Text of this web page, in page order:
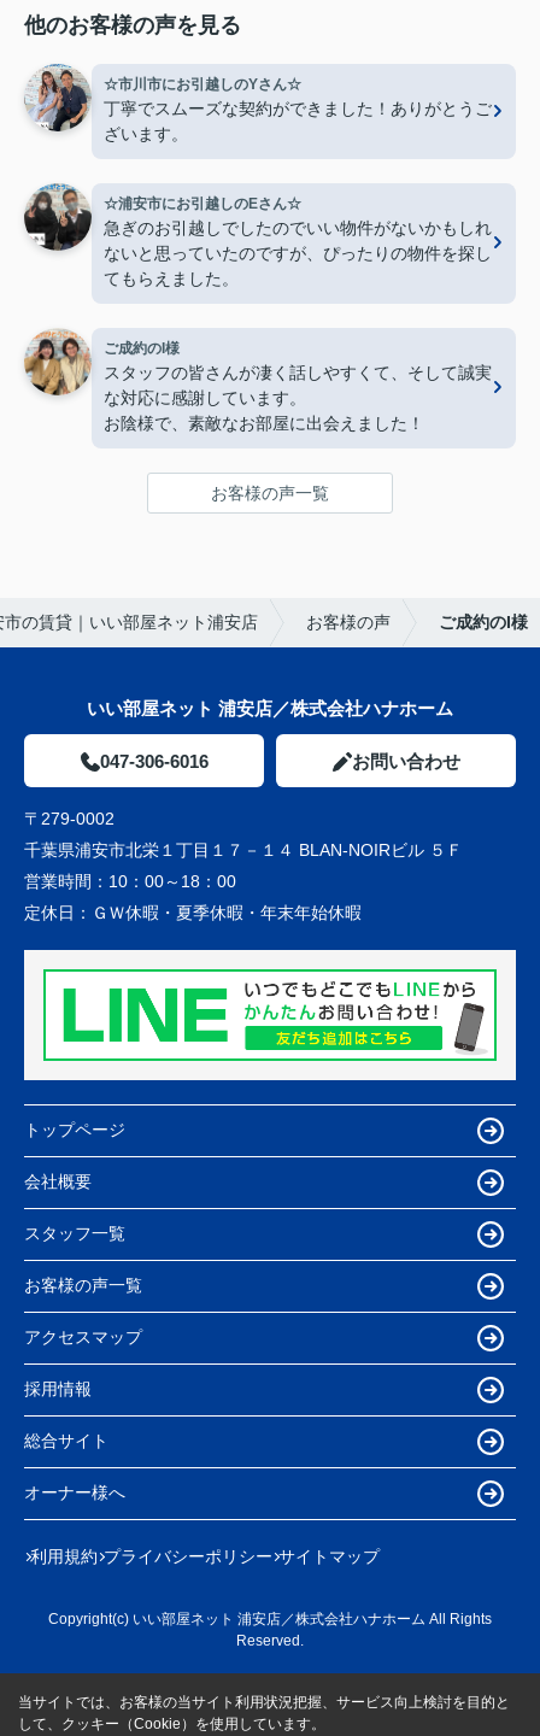
他のお客様の声を見る
☆市川市にお引越しのYさん☆
丁寧でスムーズな契約ができました！ありがとうご
ざいます。
☆浦安市にお引越しのEさん☆
急ぎのお引越しでしたのでいい物件がないかもしれ
ないと思っていたのですが、ぴったりの物件を探し
てもらえました。
ご成約のI様
スタッフの皆さんが凄く話しやすくて、そして誠実
な対応に感謝しています。
お陰様で、素敵なお部屋に出会えました！
お客様の声一覧
市の賃貸｜いい部屋ネット浦安店 お客様の声 ご成約のI様
いい部屋ネット 浦安店／株式会社ハナホーム
047-306-6016 お問い合わせ
〒279-0002
千葉県浦安市北栄１丁目１７－１４ BLAN-NOIRビル ５Ｆ
営業時間： 10：00～18：00
定休日： ＧＷ休暇・夏季休暇・年末年始休暇
トップページ
会社概要
スタッフ一覧
お客様の声一覧
アクセスマップ
採用情報
総合サイト
オーナー様へ
利用規約 プライバシーポリシー サイトマップ
Copyright(c) いい部屋ネット 浦安店／株式会社ハナホーム All Rights
Reserved.
当サイトでは、お客様の当サイト利用状況把握、サービス向上検討を目的と
して、クッキー（Cookie）を使用しています。